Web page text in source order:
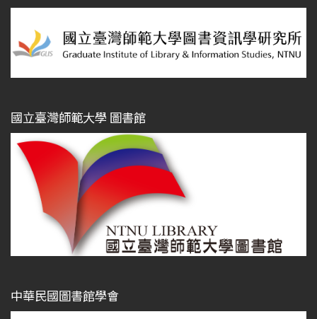
國立臺灣師範大學 圖書館
中華民國圖書館學會